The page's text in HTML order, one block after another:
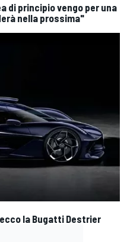
di principio vengo per una
nella prossima"
la Bugatti Destrier